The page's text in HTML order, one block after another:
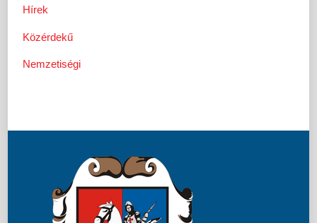
Hírek
Közérdekű
Nemzetiségi